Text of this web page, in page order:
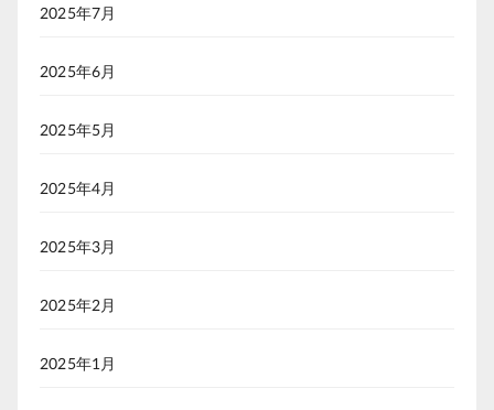
2025年7月
2025年6月
2025年5月
2025年4月
2025年3月
2025年2月
2025年1月